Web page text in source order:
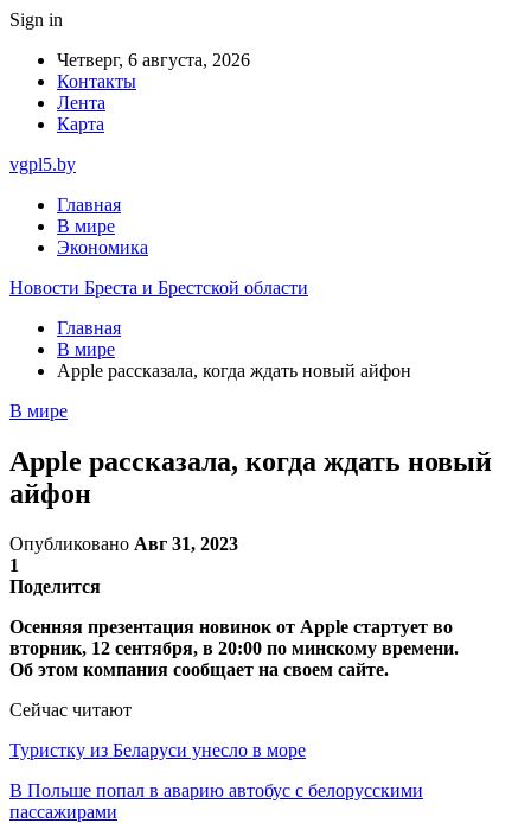
Sign in
Четверг, 6 августа, 2026
Контакты
Лента
Карта
vgpl5.by
Главная
В мире
Экономика
Новости Бреста и Брестской области
Главная
В мире
Apple рассказала, когда ждать новый айфон
В мире
Apple рассказала, когда ждать новый
айфон
Опубликовано Авг 31, 2023
1
Поделится
Осенняя презентация новинок от Apple стартует во
вторник, 12 сентября, в 20:00 по минскому времени.
Об этом компания сообщает на своем сайте.
Сейчас читают
Туристку из Беларуси унесло в море
В Польше попал в аварию автобус с белорусскими
пассажирами